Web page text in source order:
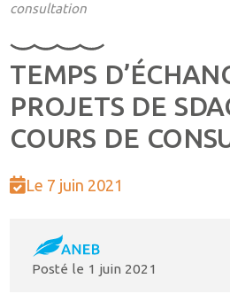
consultation
TEMPS
PROJETS DE
COURS DE
Le 7 juin 2021
Posté le 1 juin 2021